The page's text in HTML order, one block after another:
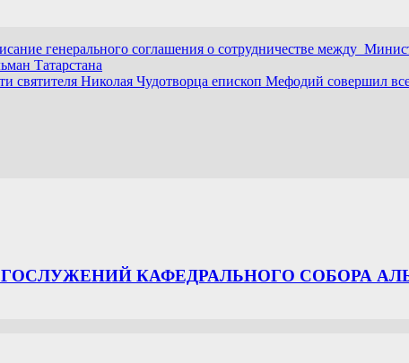
генерального соглашения о сотрудничестве между
Татарстана
святителя Николая Чудотворца епископ Мефодий совершил
КАФЕДРАЛЬНОГО СОБОРА